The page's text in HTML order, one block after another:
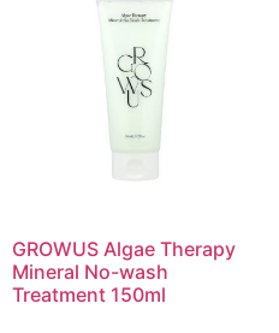
GROWUS Algae Therapy
Mineral No-wash
Treatment 150ml